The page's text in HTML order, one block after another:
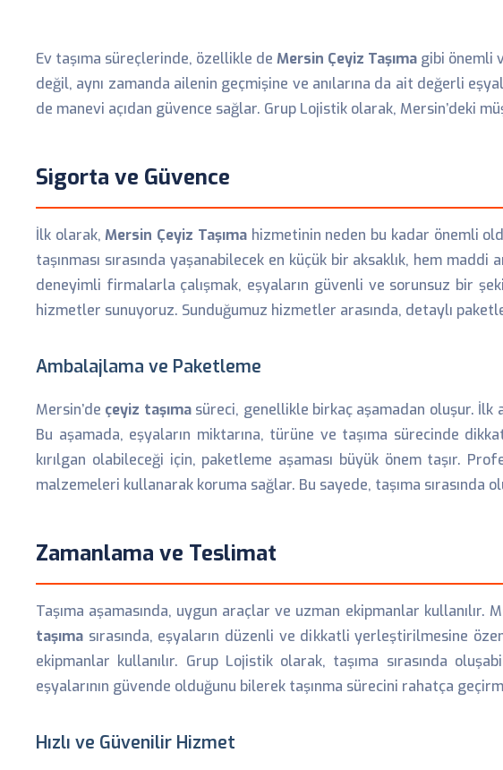
Ev taşıma süreçlerinde, özellikle de Mersin Çeyiz Taşıma gibi önemli
değil, aynı zamanda ailenin geçmişine ve anılarına da ait değerli
de manevi açıdan güvence sağlar. Grup Lojistik olarak, Mersin’deki
Sigorta ve Güvence
İlk olarak,Mersin Çeyiz Taşımahizmetinin neden bu kadar önemli
taşınması sırasında yaşanabilecek en küçük bir aksaklık, hem
deneyimli firmalarla çalışmak, eşyaların güvenli ve sorunsuz bir
hizmetler sunuyoruz. Sunduğumuz hizmetler arasında, detaylı
Ambalajlama ve Paketleme
Mersin’de çeyiz taşımasüreci, genellikle birkaç aşamadan oluşur. İlk
Bu aşamada, eşyaların miktarına, türüne ve taşıma sürecinde
kırılgan olabileceği için, paketleme aşaması büyük önem taşır.
malzemeleri kullanarak koruma sağlar. Bu sayede, taşıma sırasında
Zamanlama ve Teslimat
Taşıma aşamasında, uygun araçlar ve uzman ekipmanlar kullanılır.
taşıma sırasında, eşyaların düzenli ve dikkatli yerleştirilmesine
ekipmanlar kullanılır. Grup Lojistik olarak, taşıma sırasında
eşyalarının güvende olduğunu bilerek taşınma sürecini rahatça
Hızlı ve Güvenilir Hizmet